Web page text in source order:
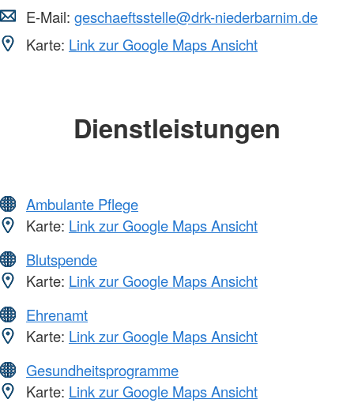
E-Mail: geschaeftsstelle@drk-niederbarnim.de
Karte: Link zur Google Maps Ansicht
Dienstleistungen
Ambulante Pflege
Karte: Link zur Google Maps Ansicht
Blutspende
Karte: Link zur Google Maps Ansicht
Ehrenamt
Karte: Link zur Google Maps Ansicht
Gesundheitsprogramme
Karte: Link zur Google Maps Ansicht